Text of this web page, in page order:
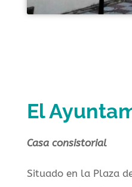
El
Casa consistorial
Situado en la Plaza